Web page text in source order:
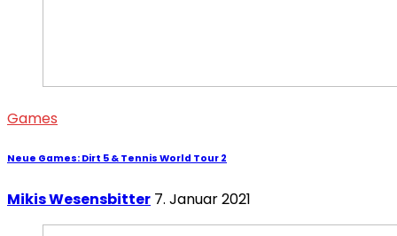
Games
Neue Games: Dirt 5 & Tennis World Tour 2
Mikis Wesensbitter 7. Januar 2021